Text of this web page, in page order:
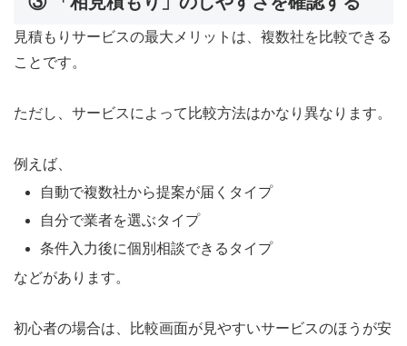
見積もりサービスの最大メリットは、複数社を比較できる
ことです。
ただし、サービスによって比較方法はかなり異なります。
例えば、
自動で複数社から提案が届くタイプ
自分で業者を選ぶタイプ
条件入力後に個別相談できるタイプ
などがあります。
初心者の場合は、比較画面が見やすいサービスのほうが安